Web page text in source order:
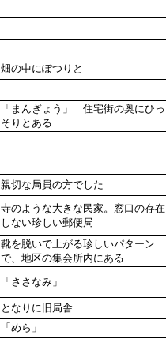
畑の中にぽつりと
「まんぎょう」 住宅街の奥にひっ
そりとある
親切な局員の方でした
寺のような大きな民家。窓口の存在
しない珍しい郵便局
靴を脱いで上がる珍しいパターン
で、地区の集会所内にある
「ささなみ」
となりに旧局舎
「めら」